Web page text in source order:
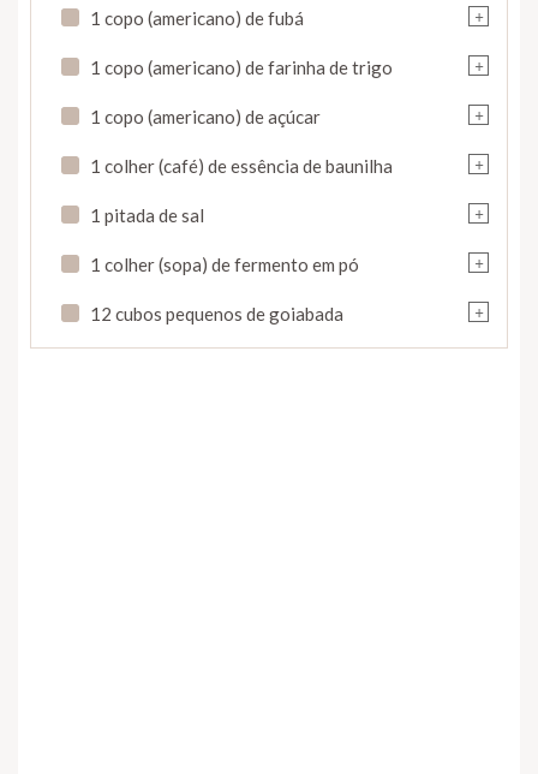
+
1 copo (americano) de fubá
+
1 copo (americano) de farinha de trigo
+
1 copo (americano) de açúcar
+
1 colher (café) de essência de baunilha
+
1 pitada de sal
+
1 colher (sopa) de fermento em pó
+
12 cubos pequenos de goiabada